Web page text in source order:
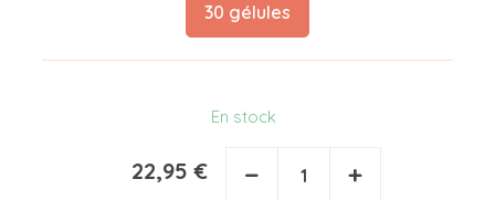
30 gélules
En stock
22,95 € − +